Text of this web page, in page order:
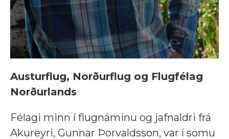
Austurflug, Norðurflug og Flugfélag
Norðurlands
Félagi minn í flugnáminu og jafnaldri frá
Akureyri, Gunnar Þorvaldsson, var í sömu